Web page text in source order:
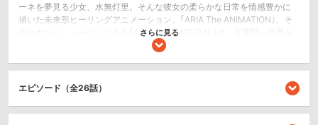
ーネを夢見る少女、水無灯里。そんな彼女の柔らかな日常を情感豊かに
描いた未来形ヒーリングアニメーション。｢ARIA The ANIMATION｣。そ
のセカンド・シーズンである｢ARIA The NATURAL｣は、佐藤順一監督を
はじめとするスタッフ&キャストはそのままに、さらにナチュラルで優し
守る街としてのネオ・ヴェネツィアの『素敵』を描いていきます。主人
公に優しくてちょっぴり切ない物語が広がります。
さらに見る
エピソード（全26話）